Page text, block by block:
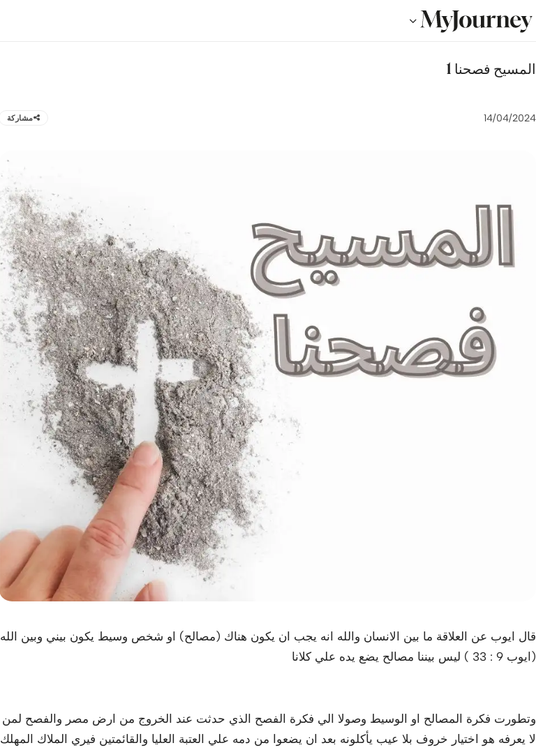
المسيح فصحنا 1
14/04/2024 مشاركة
قال ايوب عن العلاقة ما بين الانسان والله انه يجب ان يكون هناك (مصالح) او شخص وسيط يكون بيني وبين الله
(ايوب 9 : 33 ) ليس بيننا مصالح يضع يده علي كلانا
وتطورت فكرة المصالح او الوسيط وصولا الي فكرة الفصح الذي حدثت عند الخروج من ارض مصر والفصح لمن
لا يعرفه هو اختيار خروف بلا عيب يأكلونه بعد ان يضعوا من دمه علي العتبة العليا والقائمتين فيري الملاك المهلك